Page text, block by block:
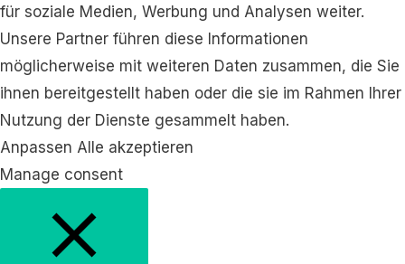
für soziale Medien, Werbung und Analysen weiter.
Unsere Partner führen diese Informationen
möglicherweise mit weiteren Daten zusammen, die Sie
ihnen bereitgestellt haben oder die sie im Rahmen Ihrer
Nutzung der Dienste gesammelt haben.
Anpassen Alle akzeptieren
Manage consent